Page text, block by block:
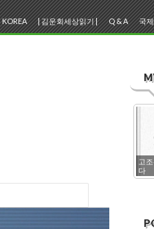
KOREA | 김운회세상읽기 | Q & A 국
고
다